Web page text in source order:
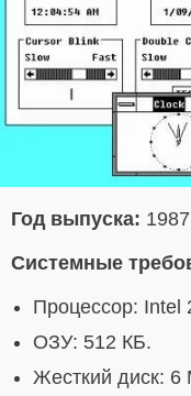
Год выпуска: 1987
Системные
Процессор:
ОЗУ: 512 КБ.
Жесткий диск: 6